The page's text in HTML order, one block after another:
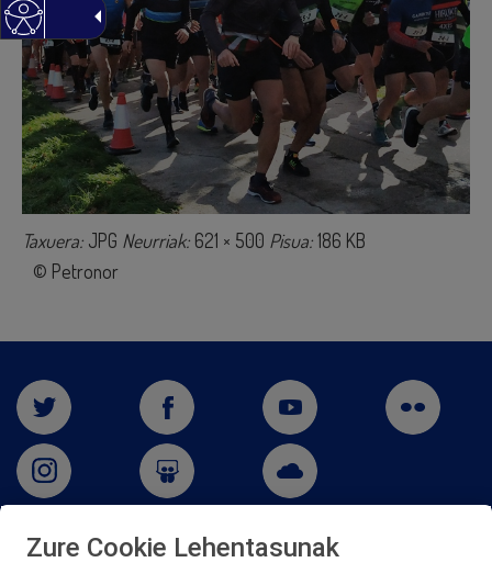
Taxuera: JPG Neurriak: 621 × 500 Pisua:186 KB
© Petronor
Zure Cookie Lehentasunak